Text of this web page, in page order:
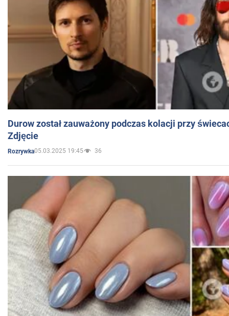
Durow został zauważony podczas kolacji przy
Zdjęcie
Rozrywka05.03.2025 19:45 36